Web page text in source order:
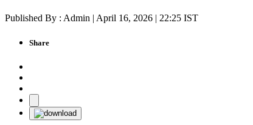
Published By : Admin | April 16, 2026 | 22:25 IST
Share